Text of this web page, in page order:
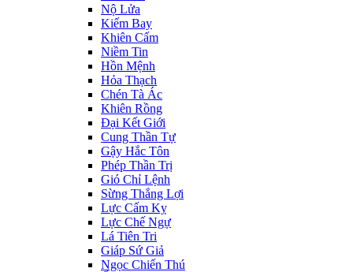
Nộ Lửa
Kiếm Bay
Khiên Cấm
Niềm Tin
Hồn Mệnh
Hỏa Thạch
Chén Tà Ác
Khiên Rồng
Đại Kết Giới
Cung Thần Tự
Gậy Hắc Tôn
Phép Thần Trị
Gió Chỉ Lệnh
Sừng Thắng Lợi
Lực Cấm Kỵ
Lực Chế Ngự
Lá Tiên Tri
Giáp Sứ Giả
Ngọc Chiến Thú